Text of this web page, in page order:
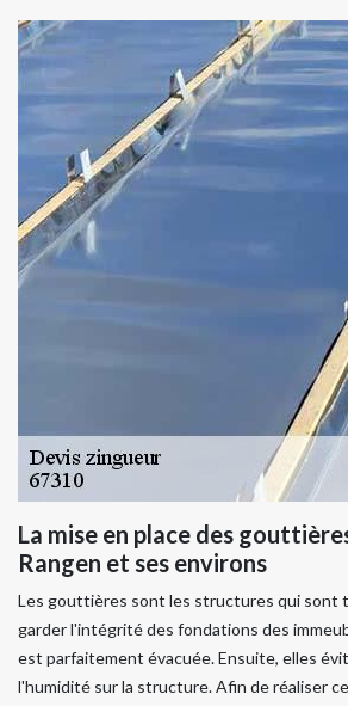
La mise en place des
Rangen et ses environs
Les gouttières sont les structures qui sont
garder l'intégrité des fondations des
est parfaitement évacuée. Ensuite, elles
l'humidité sur la structure. Afin de réaliser